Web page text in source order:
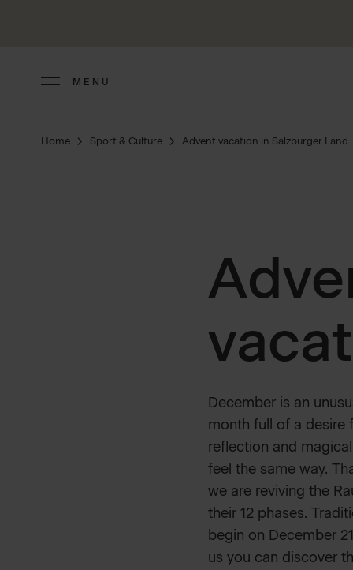
MENU
Home Sport & Culture Advent vacation in Salzburger Land
December is an
month full of a desire
reflection and
feel the same way.
we are reviving the
their 12 phases.
begin on December
us you can discover